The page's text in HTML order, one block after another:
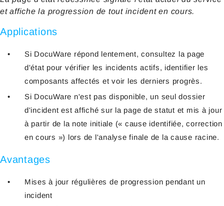
et affiche la progression de tout incident en cours.
Applications
Si DocuWare répond lentement, consultez la page
d'état pour vérifier les incidents actifs, identifier les
composants affectés et voir les derniers progrès.
Si DocuWare n'est pas disponible, un seul dossier
d'incident est affiché sur la page de statut et mis à jour
à partir de la note initiale (« cause identifiée, correction
en cours ») lors de l'analyse finale de la cause racine.
Avantages
Mises à jour régulières de progression pendant un
incident